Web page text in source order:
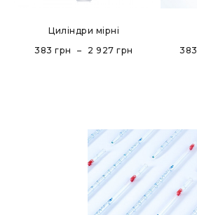
Циліндри мірні
383 грн – 2 927 грн
383